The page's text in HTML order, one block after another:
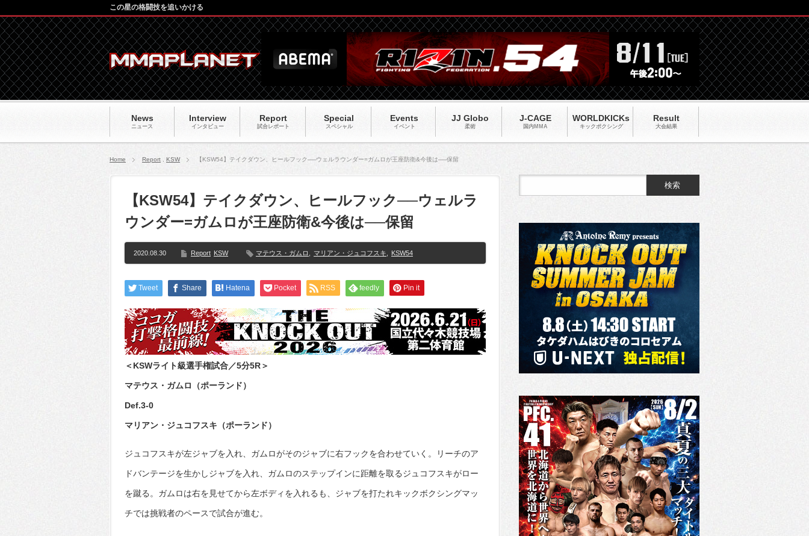
News
ニュース
Interview
インタビュー
Report
試合レポート
Special
スペシャル
Events
イベント
JJ Globo
柔術
J-CAGE
国内MMA
WORLDKICKs
キックポクシング
Result
大会結果
この星の格闘技を追いかける
Home Report KSW 【KSW54】テイクダウン、ヒールフック──ウェルラウンダー=ガムロが王座防衛&今後は──保留
【KSW54】テイクダウン、ヒールフック──ウェルラ
ウンダー=ガムロが王座防衛&今後は──保留
2020.08.30 Report KSW マテウス・ガムロ マリアン・ジュコフスキ KSW54
Tweet Share Hatena Pocket RSS feedly Pin it
＜KSWライト級選手権試合／5分5R＞
マテウス・ガムロ（ポーランド）
Def.3-0
マリアン・ジュコフスキ（ポーランド）
ジュコフスキが左ジャブを入れ、ガムロがそのジャブに右フックを合わせていく。リーチのア
ドバンテージを生かしジャブを入れ、ガムロのステップインに距離を取るジュコフスキがロー
を蹴る。ガムロは右を見せてから左ボディを入れるも、ジャブを打たれキックボクシングマッ
チでは挑戦者のペースで試合が進む。